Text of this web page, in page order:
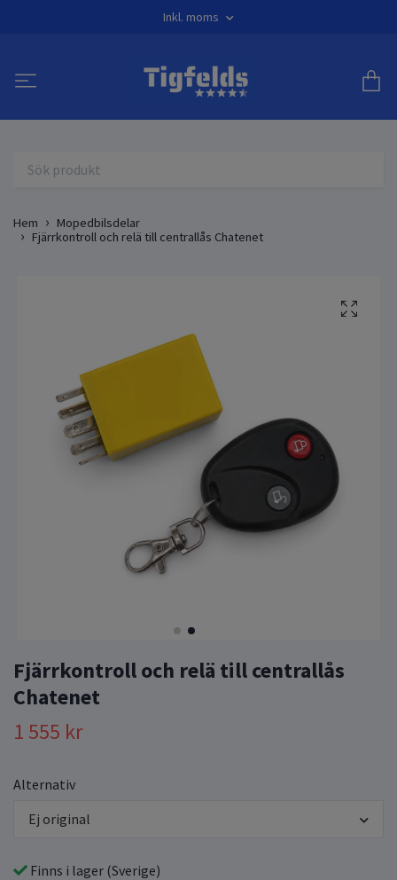
Inkl. moms
Hem
Mopedbilsdelar
Fjärrkontroll och relä till centrallås Chatenet
Fjärrkontroll och relä till centrallås
Chatenet
1 555 kr
Alternativ
Ej original
Finns i lager (Sverige)